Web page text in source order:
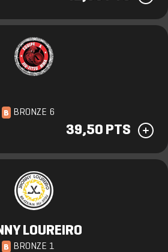
B BRONZE 6
39,50 PTS
LOUREIRO
B BRONZE 1